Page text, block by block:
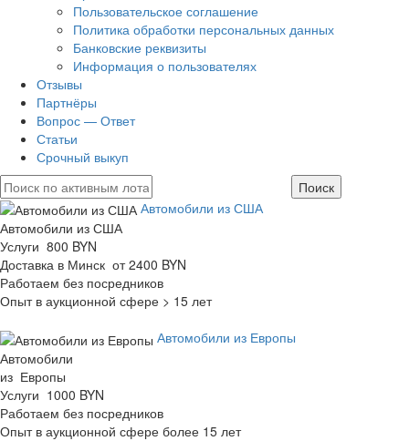
Пользовательское соглашение
Политика обработки персональных данных
Банковские реквизиты
Информация о пользователях
Отзывы
Партнёры
Вопрос — Ответ
Статьи
Срочный выкуп
Автомобили из США
Автомобили из США
Услуги 800 BYN
Доставка в Минск от 2400 BYN
Работаем без посредников
Опыт в аукционной сфере > 15 лет
Автомобили из Европы
Автомобили
из Европы
Услуги 1000 BYN
Работаем без посредников
Опыт в аукционной сфере более 15 лет